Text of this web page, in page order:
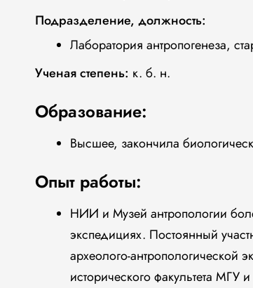
Подразделение, должность:
Лаборатория антропогенеза,
Ученая степень: к. б. н.
Образование:
Высшее, закончила
Опыт работы:
НИИ и Музей антропологии
экспедициях. Постоянный
археолого-антропологической
исторического факультета